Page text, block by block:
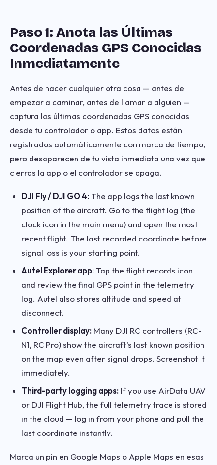
Paso 1: Anota las Últimas
Coordenadas GPS Conocidas
Inmediatamente
Antes de hacer cualquier otra cosa — antes de
empezar a caminar, antes de llamar a alguien —
captura las últimas coordenadas GPS conocidas
desde tu controlador o app. Estos datos están
registrados automáticamente con marca de tiempo,
pero desaparecen de tu vista inmediata una vez que
cierras la app o el controlador se apaga.
DJI Fly / DJI GO 4: The app logs the last known
position of the aircraft. Go to the flight log (the
clock icon in the main menu) and open the most
recent flight. The last recorded coordinate before
signal loss is your starting point.
Autel Explorer app: Tap the flight records icon
and review the final GPS point in the telemetry
log. Autel also stores altitude and speed at
disconnect.
Controller display: Many DJI RC controllers (RC-
N1, RC Pro) show the aircraft's last known position
on the map even after signal drops. Screenshot it
immediately.
Third-party logging apps: If you use AirData UAV
or DJI Flight Hub, the full telemetry trace is stored
in the cloud — log in from your phone and pull the
last coordinate instantly.
Marca un pin en Google Maps o Apple Maps en esas